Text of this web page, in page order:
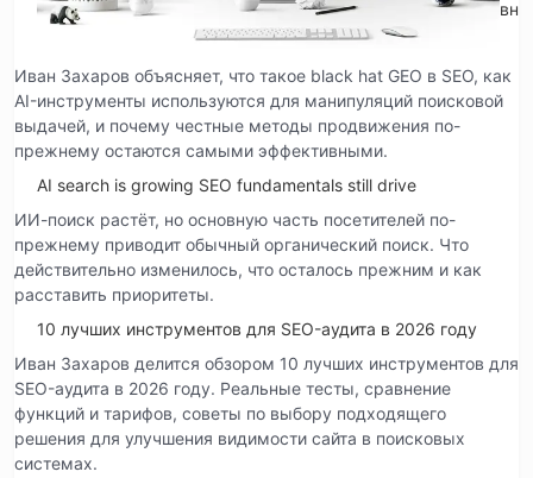
Иван Захаров объясняет, что такое black hat GEO в SEO, как
AI-инструменты используются для манипуляций поисковой
выдачей, и почему честные методы продвижения по-
прежнему остаются самыми эффективными.
AI search is growing SEO fundamentals still drive
ИИ-поиск растёт, но основную часть посетителей по-
прежнему приводит обычный органический поиск. Что
действительно изменилось, что осталось прежним и как
расставить приоритеты.
10 лучших инструментов для SEO-аудита в 2026 году
Иван Захаров делится обзором 10 лучших инструментов для
SEO-аудита в 2026 году. Реальные тесты, сравнение
функций и тарифов, советы по выбору подходящего
решения для улучшения видимости сайта в поисковых
системах.